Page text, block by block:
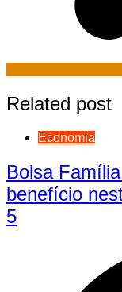
Related post
Economia
Bolsa
benefício
5